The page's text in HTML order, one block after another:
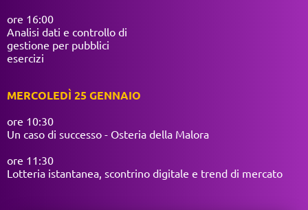
ore 16:00
Analisi dati e controllo di
gestione per pubblici
esercizi
MERCOLEDÌ 25 GENNAIO
ore 10:30
Un caso di successo - Osteria della Malora
ore 11:30
Lotteria istantanea, scontrino digitale e trend di mercato